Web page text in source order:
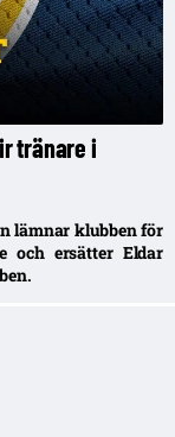
tränare i
lämnar klubben för
och ersätter Eldar